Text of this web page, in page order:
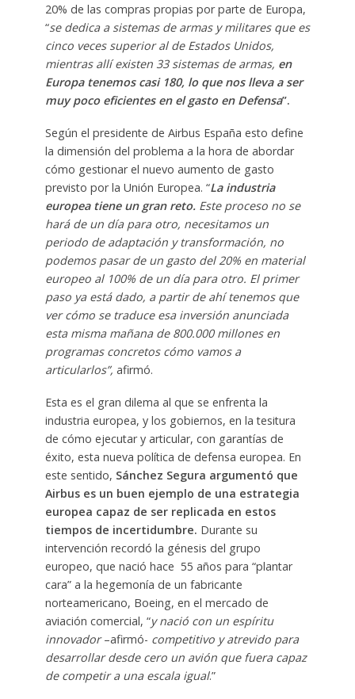
20% de las compras propias por parte de Europa,
“se dedica a sistemas de armas y militares que es
cinco veces superior al de Estados Unidos,
mientras allí existen 33 sistemas de armas, en
Europa tenemos casi 180, lo que nos lleva a ser
muy poco eficientes en el gasto en Defensa”.
Según el presidente de Airbus España esto define
la dimensión del problema a la hora de abordar
cómo gestionar el nuevo aumento de gasto
previsto por la Unión Europea. “La industria
europea tiene un gran reto.Este proceso no se
hará de un día para otro, necesitamos un
periodo de adaptación y transformación, no
podemos pasar de un gasto del 20% en material
europeo al 100% de un día para otro. El primer
paso ya está dado, a partir de ahí tenemos que
ver cómo se traduce esa inversión anunciada
esta misma mañana de 800.000 millones en
programas concretos cómo vamos a
articularlos”, afirmó.
Esta es el gran dilema al que se enfrenta la
industria europea, y los gobiernos, en la tesitura
de cómo ejecutar y articular, con garantías de
éxito, esta nueva política de defensa europea. En
este sentido, Sánchez Segura argumentó que
Airbus es un buen ejemplo de una estrategia
europea capaz de ser replicada en estos
tiempos de incertidumbre. Durante su
intervención recordó la génesis del grupo
europeo, que nació hace 55 años para “plantar
cara” a la hegemonía de un fabricante
norteamericano, Boeing, en el mercado de
aviación comercial, “y nació con un espíritu
innovador–afirmó- competitivo y atrevido para
desarrollar desde cero un avión que fuera capaz
de competir a una escala igual.”